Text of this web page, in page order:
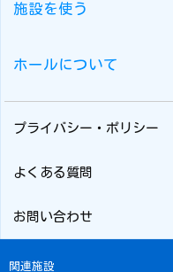
施設を使う
ホールについて
プライバシー・ポリシー
よくある質問
お問い合わせ
関連施設